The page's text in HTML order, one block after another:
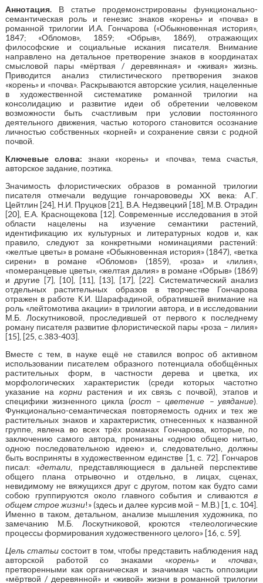
Аннотация.В статье продемонстрированы функционально-
семантическая роль и генезис знаков «корень» и «почва» в
романной трилогии И.А. Гончарова («Обыкновенная история»,
1847; «Обломов», 1859; «Обрыв», 1869), отражающих
философские и социальные искания писателя. Внимание
направлено на детальное претворение знаков в координатах
смысловой пары «мёртвая / деревянная» и «живая» жизнь.
Приводится анализ стилистического претворения знаков
«корень» и «почва». Раскрываются авторские усилия, нацеленные
в художественной систематике романной трилогии на
консолидацию и развитие идеи об обретении человеком
возможности быть счастливым при условии постоянного
деятельного движения, частью которого становится осознание
личностью собственных «корней» и сохранение связи с родной
почвой.
Ключевые слова: знаки «корень» и «почва», тема счастья,
авторское задание, поэтика.
Значимость флористических образов в романной трилогии
писателя отмечали ведущие гончарововеды XX века: А.Г.
Цейтлин [24], Н.И. Пруцков [21], В.А. Недзвецкий [18], М.В. Отрадин
[20], Е.А. Краснощекова [12]. Современные исследования в этой
области нацелены на изучение семантики растений,
идентификацию их культурных и литературных кодов и, как
правило, следуют за конкретными номинациями растений:
«желтые цветы» в романе «Обыкновенная история» (1847), «ветка
сирени» в романе «Обломов» (1859), «роза» и «лилия»,
«померанцевые цветы», «желтая далия» в романе «Обрыв» (1869)
и другие [7], [10], [11], [13], [17], [22]. Систематический анализ
отдельных растительных образов в творчестве Гончарова
отражен в работе К.И. Шарафадиной, обратившей внимание на
роль «лейтомотива акации» в трилогии автора, и в исследовании
М.Б. Лоскутниковой, проследившей от первого к последнему
роману писателя развитие флористической пары «роза – лилия»
[15], [25, с.383-403].
Вместе с тем, в науке ещё не ставился вопрос об активном
использовании писателем образного потенциала обобщённых
растительных форм, в частности дерева и цветка, их
морфологических характеристик (среди которых частотно
указание на корнирастения и их связь с почвой), этапов и
специфики жизненного цикла (рост – цветение – увядание).
Функционально-семантическая повторяемость одних и тех же
растительных знаков и характеристик, отнесенных к названной
группе, явлена во всех трёх романах Гончарова, которые, по
заключению самого автора, пронизаны «одною общею нитью,
одною последовательною идеею» и, следовательно, должны
быть восприняты в художественном единстве [1, с. 72]. Гончаров
писал: «детали , представляющиеся в дальней перспективе
общего плана отрывочно и отдельно, в лицах, сценах,
невидимому не вяжущихся друг с другом, потом как будто сами
собою группируются около главного события и сливаютсяв
общем строе жизни!» (здесь и далее курсив мой – М.В.) [1, с. 104].
Именно в таком, детальном, анализе мышления художника, по
замечанию М.Б. Лоскутниковой, кроются «телеологические
процессы формирования художественного целого» [16, с. 59].
Цель статьисостоит в том, чтобы представить наблюдения над
авторской работой со знаками «корень» и «почва»,
претворенными как органическая и значимая часть оппозиции
«мёртвой / деревянной» и «живой» жизни в романной трилогии